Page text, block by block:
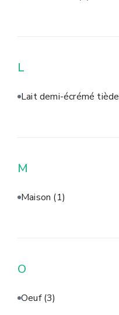
L
Lait demi-écrémé tiède
M
Maison (1)
O
Oeuf(3)